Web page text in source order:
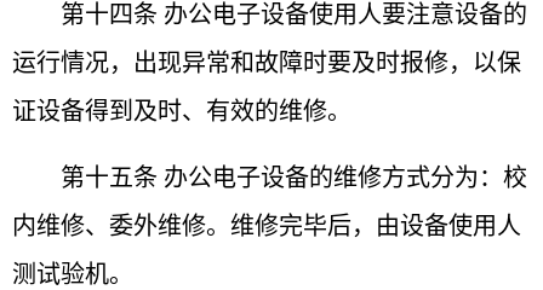
第十四条 办公电子设备使用人要注意设备的
运行情况，出现异常和故障时要及时报修，以保
证设备得到及时、 有效的维修。
第十五条 办公电子设备的维修方式分为：校
内维修、 委外维修。维修完毕后，由设备使用人
测试验机。